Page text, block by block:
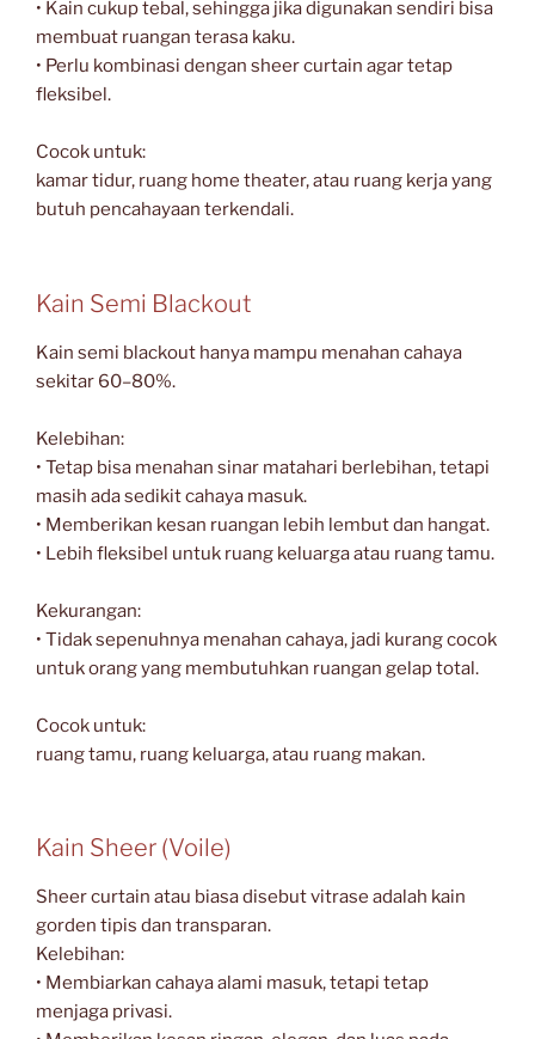
• Kain cukup tebal, sehingga jika digunakan sendiri bisa
membuat ruangan terasa kaku.
• Perlu kombinasi dengan sheer curtain agar tetap
fleksibel.
Cocok untuk:
kamar tidur, ruang home theater, atau ruang kerja yang
butuh pencahayaan terkendali.
Kain Semi Blackout
Kain semi blackout hanya mampu menahan cahaya
sekitar 60–80%.
Kelebihan:
• Tetap bisa menahan sinar matahari berlebihan, tetapi
masih ada sedikit cahaya masuk.
• Memberikan kesan ruangan lebih lembut dan hangat.
• Lebih fleksibel untuk ruang keluarga atau ruang tamu.
Kekurangan:
• Tidak sepenuhnya menahan cahaya, jadi kurang cocok
untuk orang yang membutuhkan ruangan gelap total.
Cocok untuk:
ruang tamu, ruang keluarga, atau ruang makan.
Kain Sheer (Voile)
Sheer curtain atau biasa disebut vitrase adalah kain
gorden tipis dan transparan.
Kelebihan:
• Membiarkan cahaya alami masuk, tetapi tetap
menjaga privasi.